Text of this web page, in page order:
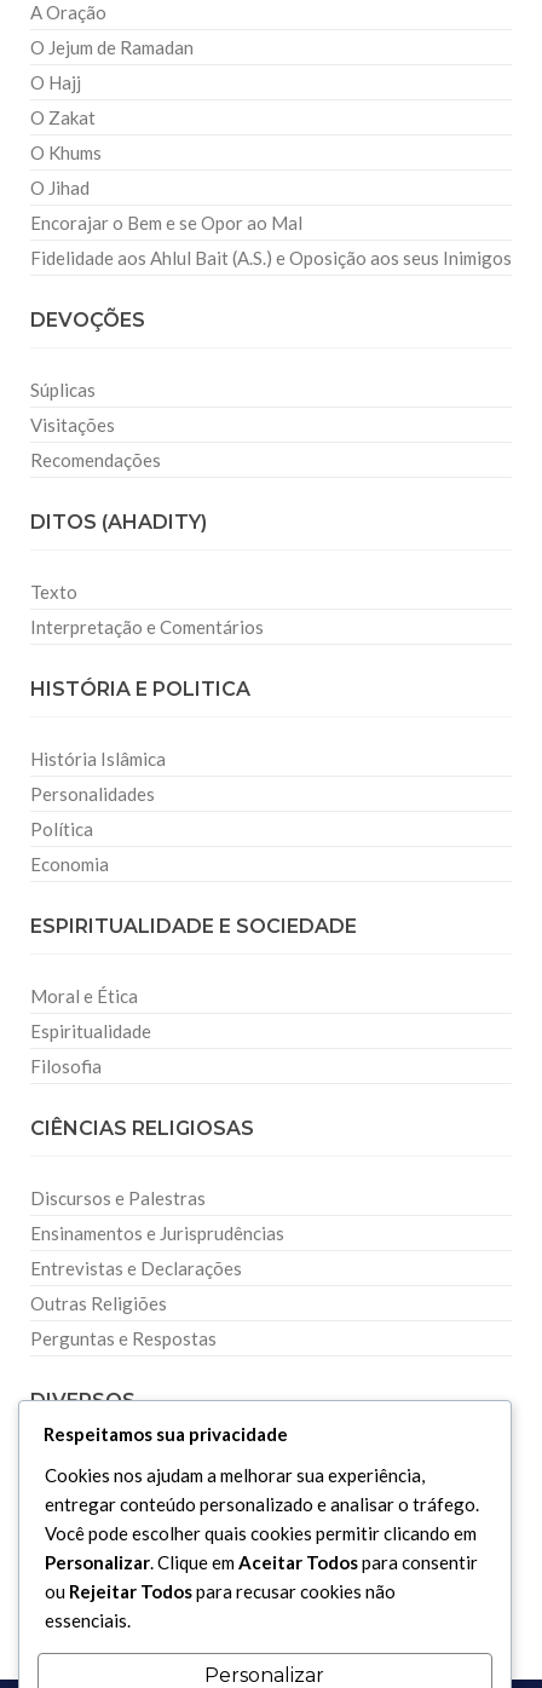
A Oração
O Jejum de Ramadan
O Hajj
O Zakat
O Khums
O Jihad
Encorajar o Bem e se Opor ao Mal
Fidelidade aos Ahlul Bait (A.S.) e Oposição aos seus Inimigos
DEVOÇÕES
Súplicas
Visitações
Recomendações
DITOS (AHADITY)
Texto
Interpretação e Comentários
HISTÓRIA E POLITICA
História Islâmica
Personalidades
Política
Economia
ESPIRITUALIDADE E SOCIEDADE
Moral e Ética
Espiritualidade
Filosofia
CIÊNCIAS RELIGIOSAS
Discursos e Palestras
Ensinamentos e Jurisprudências
Entrevistas e Declarações
Outras Religiões
Perguntas e Respostas
DIVERSOS
Curiosidades
Dicionário Islâmico
Downloads
Respeitamos sua privacidade
Cookies nos ajudam a melhorar sua experiência,
entregar conteúdo personalizado e analisar o tráfego.
Você pode escolher quais cookies permitir clicando em
Personalizar. Clique emAceitar Todospara consentir
ou Rejeitar Todospara recusar cookies não
essenciais.
Personalizar